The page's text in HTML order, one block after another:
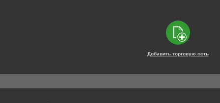
Добавить торговую сеть